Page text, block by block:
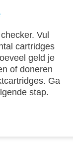
Vul
cartridges
geld je
of doneren
Ga
stap.